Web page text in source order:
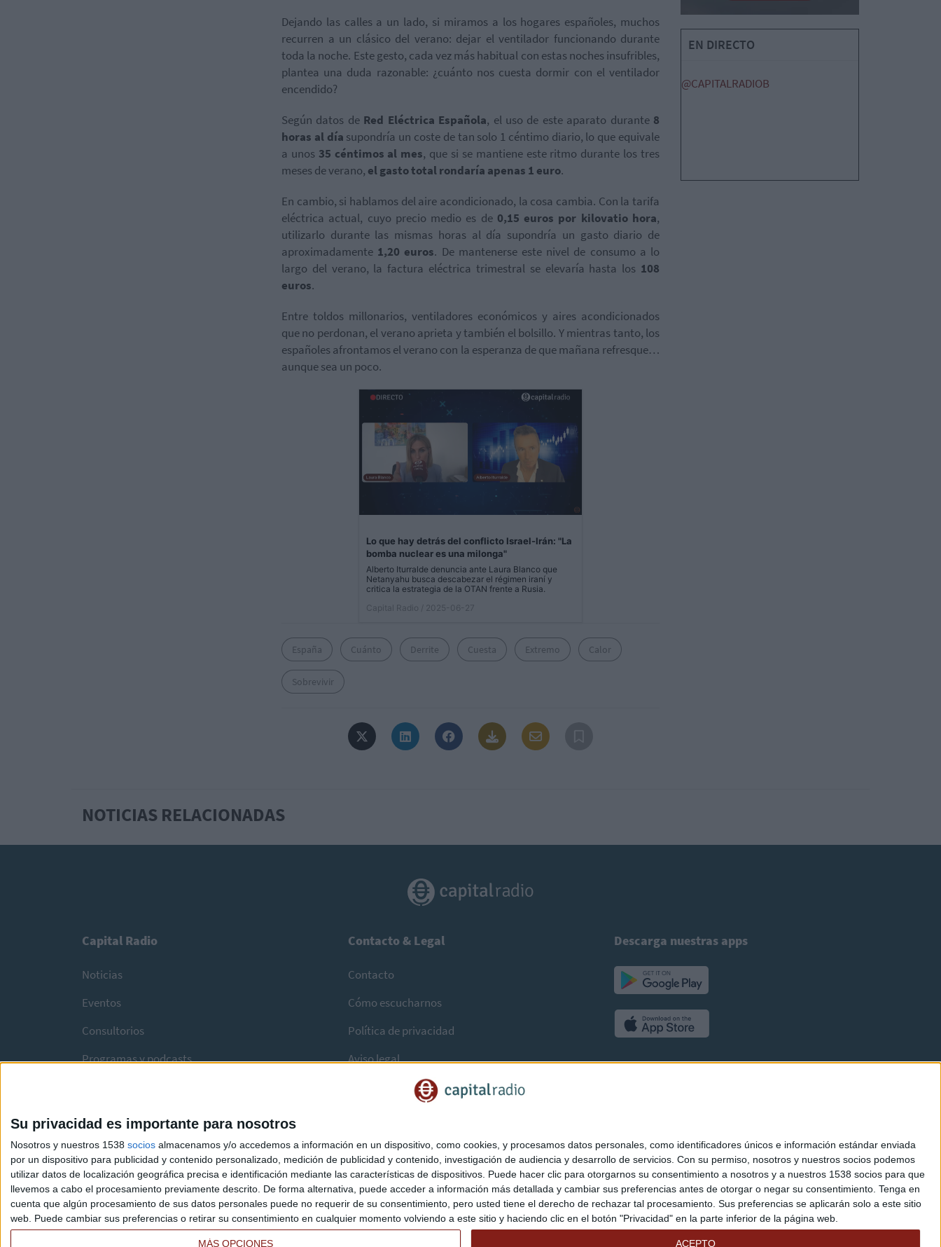
Su privacidad es importante para nosotros
Nosotros y nuestros 1538 socios almacenamos y/o accedemos a información en un dispositivo, como cookies, y procesamos datos personales, como identificadores únicos e información estándar enviada
por un dispositivo para publicidad y contenido personalizado, medición de publicidad y contenido, investigación de audiencia y desarrollo de servicios. Con su permiso, nosotros y nuestros socios podemos
utilizar datos de localización geográfica precisa e identificación mediante las características de dispositivos. Puede hacer clic para otorgarnos su consentimiento a nosotros y a nuestros 1538 socios para que
llevemos a cabo el procesamiento previamente descrito. De forma alternativa, puede acceder a información más detallada y cambiar sus preferencias antes de otorgar o negar su consentimiento. Tenga en
cuenta que algún procesamiento de sus datos personales puede no requerir de su consentimiento, pero usted tiene el derecho de rechazar tal procesamiento. Sus preferencias se aplicarán solo a este sitio
web. Puede cambiar sus preferencias o retirar su consentimiento en cualquier momento volviendo a este sitio y haciendo clic en el botón "Privacidad" en la parte inferior de la página web.
MÁS OPCIONES ACEPTO
Dejando las calles a un lado, si miramos a los hogares españoles, muchos
recurren a un clásico del verano: dejar el ventilador funcionando durante
toda la noche. Este gesto, cada vez más habitual con estas noches insufribles,
plantea una duda razonable: ¿cuánto nos cuesta dormir con el ventilador
encendido?
Según datos de Red Eléctrica Española, el uso de este aparato durante 8
horas al día supondría un coste de tan solo 1 céntimo diario, lo que equivale
a unos 35 céntimos al mes, que si se mantiene este ritmo durante los tres
meses de verano, el gasto total rondaría apenas 1 euro.
En cambio, si hablamos del aire acondicionado, la cosa cambia. Con la tarifa
eléctrica actual, cuyo precio medio es de 0,15 euros por kilovatio hora,
utilizarlo durante las mismas horas al día supondría un gasto diario de
aproximadamente 1,20 euros. De mantenerse este nivel de consumo a lo
largo del verano, la factura eléctrica trimestral se elevaría hasta los 108
euros.
Entre toldos millonarios, ventiladores económicos y aires acondicionados
que no perdonan, el verano aprieta y también el bolsillo. Y mientras tanto, los
españoles afrontamos el verano con la esperanza de que mañana refresque…
aunque sea un poco.
Lo que hay detrás del conflicto Israel-Irán: "La
bomba nuclear es una milonga"
Alberto Iturralde denuncia ante Laura Blanco que
Netanyahu busca descabezar el régimen iraní y
critica la estrategia de la OTAN frente a Rusia.
Capital Radio
/ 2025-06-27
España Cuánto Derrite Cuesta Extremo Calor
Sobrevivir
EN DIRECTO
@CAPITALRADIOB
NOTICIAS RELACIONADAS
Capital Radio
Noticias
Eventos
Consultorios
Programas y podcasts
Contacto & Legal
Contacto
Cómo escucharnos
Política de privacidad
Aviso legal
Descarga nuestras apps